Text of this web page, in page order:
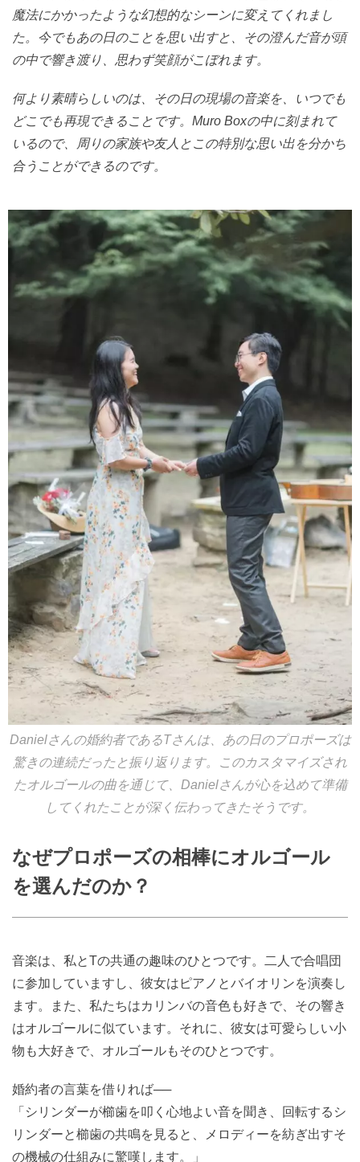
魔法にかかったような幻想的なシーンに変えてくれまし
た。今でもあの日のことを思い出すと、その澄んだ音が頭
の中で響き渡り、思わず笑顔がこぼれます。
何より素晴らしいのは、その日の現場の音楽を、いつでも
どこでも再現できることです。Muro Boxの中に刻まれて
いるので、周りの家族や友人とこの特別な思い出を分かち
合うことができるのです。
Danielさんの婚約者であるTさんは、あの日のプロポーズは
驚きの連続だったと振り返ります。このカスタマイズされ
たオルゴールの曲を通じて、Danielさんが心を込めて準備
してくれたことが深く伝わってきたそうです。
なぜプロポーズの相棒にオルゴール
を選んだのか？
音楽は、私とTの共通の趣味のひとつです。二人で合唱団
に参加していますし、彼女はピアノとバイオリンを演奏し
ます。また、私たちはカリンバの音色も好きで、その響き
はオルゴールに似ています。それに、彼女は可愛らしい小
物も大好きで、オルゴールもそのひとつです。
婚約者の言葉を借りれば──
「シリンダーが櫛歯を叩く心地よい音を聞き、回転するシ
リンダーと櫛歯の共鳴を見ると、メロディーを紡ぎ出すそ
の機械の仕組みに驚嘆します。」